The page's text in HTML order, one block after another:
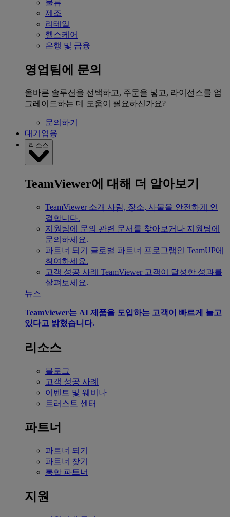
물류
제조
리테일
헬스케어
은행 및 금융
영업팀에 문의
올바른 솔루션을 선택하고, 주문을 넣고, 라이선스를 업
그레이드하는 데 도움이 필요하신가요?
문의하기
대기업용
리소스
TeamViewer에 대해 더 알아보기
TeamViewer 소개 사람, 장소, 사물을 안전하게 연
결합니다.
지원팀에 문의 관련 문서를 찾아보거나 지원팀에
문의하세요.
파트너 되기
글로벌 파트너 프로그램인 TeamUP에
참여하세요.
고객 성공 사례 TeamViewer 고객이 달성한 성과를
살펴보세요.
뉴스
TeamViewer는 AI 제품을 도입하는 고객이 빠르게 늘고
있다고 밝혔습니다.
리소스
블로그
고객 성공 사례
이벤트 및 웨비나
트러스트 센터
파트너
파트너 되기
파트너 찾기
통합 파트너
지원